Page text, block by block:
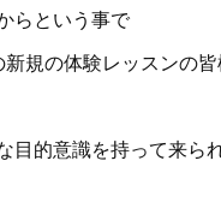
らという事で
規の体験レッスンの皆
目的意識を持って来ら